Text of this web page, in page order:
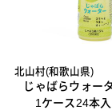
北山村(和歌山県)
じゃばらウォー
1ケース24本入